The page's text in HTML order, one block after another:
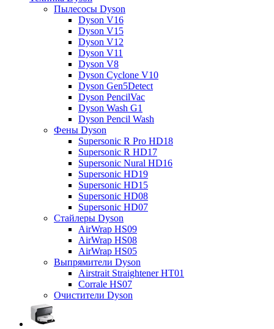
Пылесосы Dyson
Dyson V16
Dyson V15
Dyson V12
Dyson V11
Dyson V8
Dyson Cyclone V10
Dyson Gen5Detect
Dyson PencilVac
Dyson Wash G1
Dyson Pencil Wash
Фены Dyson
Supersonic R Pro HD18
Supersonic R HD17
Supersonic Nural HD16
Supersonic HD19
Supersonic HD15
Supersonic HD08
Supersonic HD07
Стайлеры Dyson
AirWrap HS09
AirWrap HS08
AirWrap HS05
Выпрямители Dyson
Airstrait Straightener HT01
Corrale HS07
Очистители Dyson